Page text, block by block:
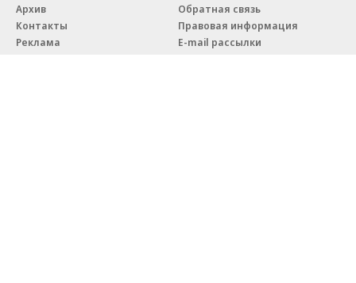
Архив
Контакты
Реклама
Обратная связь
Правовая информация
E-mail рассылки